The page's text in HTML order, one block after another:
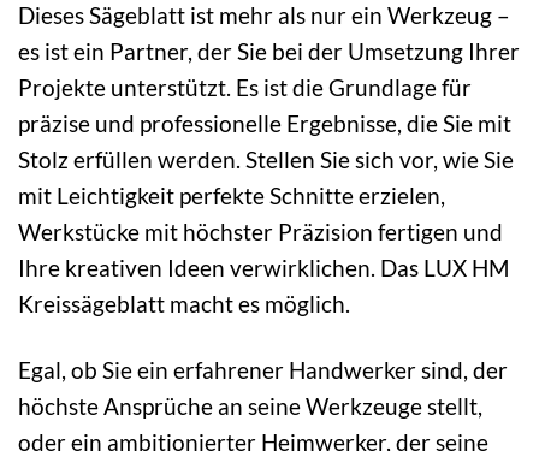
Dieses Sägeblatt ist mehr als nur ein Werkzeug –
es ist ein Partner, der Sie bei der Umsetzung Ihrer
Projekte unterstützt. Es ist die Grundlage für
präzise und professionelle Ergebnisse, die Sie mit
Stolz erfüllen werden. Stellen Sie sich vor, wie Sie
mit Leichtigkeit perfekte Schnitte erzielen,
Werkstücke mit höchster Präzision fertigen und
Ihre kreativen Ideen verwirklichen. Das LUX HM
Kreissägeblatt macht es möglich.
Egal, ob Sie ein erfahrener Handwerker sind, der
höchste Ansprüche an seine Werkzeuge stellt,
oder ein ambitionierter Heimwerker, der seine